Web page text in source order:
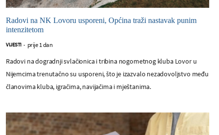
Radovi na NK Lovoru usporeni, Općina traži nastavak punim
intenzitetom
VIJESTI - prije 1 dan
Radovi na dogradnji svlačionica i tribina nogometnog kluba Lovor u
Nijemcima trenutačno su usporeni, što je izazvalo nezadovoljstvo među
članovima kluba, igračima, navijačima i mještanima.